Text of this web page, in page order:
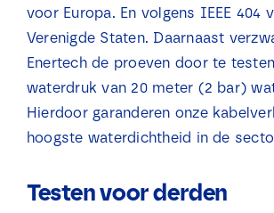
Contact
voor Europa. En volgens IEEE 404
Verenigde Staten. Daarnaast
Enertech de proeven door te
waterdruk van 20 meter (2 bar)
Hierdoor garanderen onze
hoogste waterdichtheid in de
Testen voor derden